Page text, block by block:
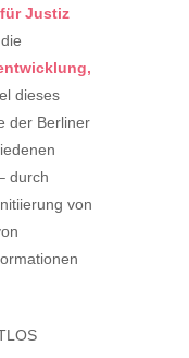
Justiz
dieses
der Berliner
durch
von